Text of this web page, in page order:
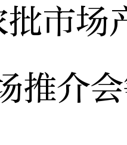
市场
推介